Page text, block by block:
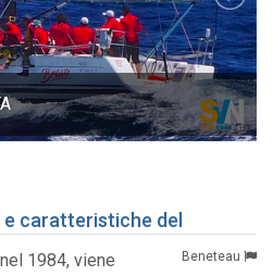
caratteristiche del
Beneteau
1984, viene